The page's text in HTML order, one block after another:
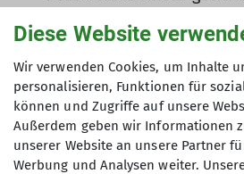
genutzt werden. Mir ist
meine Einwilligung
kann. *
Mit (*) markierte Felder
sind Pflichtfelder
Diese Website
Wir verwenden Cookies, um Inhalte
personalisieren, Funktionen für
können und Zugriffe auf unsere
Außerdem geben wir Informationen
unserer Website an unsere Partner
Werbung und Analysen weiter.